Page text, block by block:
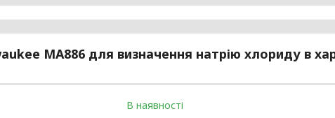
MA886 для визначення натрію хлориду в
В наявності